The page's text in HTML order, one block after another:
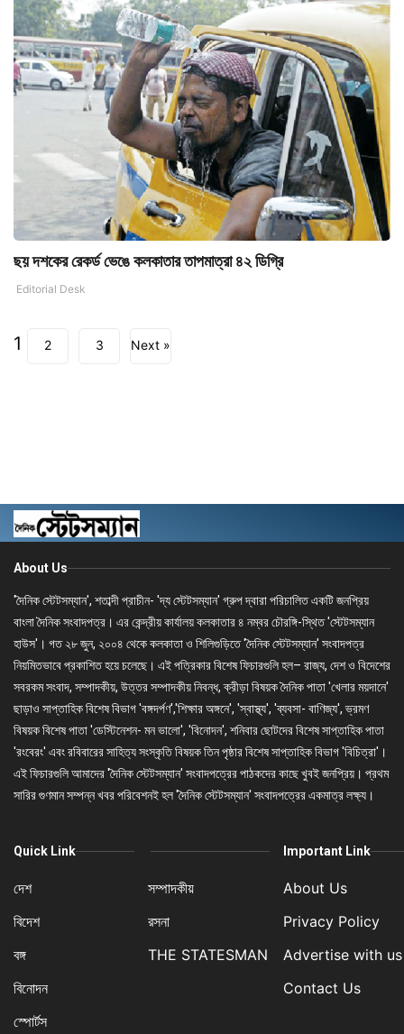
ছয় দশকের রেকর্ড ভেঙে কলকাতার তাপমাত্রা ৪২ ডিগ্রি
Editorial Desk
1 2 3 Next »
About Us
'দৈনিক স্টেটসম্যান', শতাব্দী প্রাচীন- 'দ্য স্টেটসম্যান' গ্রুপ দ্বারা পরিচালিত একটি জনপ্রিয়
বাংলা দৈনিক সংবাদপত্র। এর কেন্দ্রীয় কার্যালয় কলকাতার ৪ নম্বর চৌরঙ্গি-স্থিত 'স্টেটসম্যান
হাউস'। গত ২৮ জুন, ২০০৪ থেকে কলকাতা ও শিলিগুড়িতে 'দৈনিক স্টেটসম্যান' সংবাদপত্র
নিয়মিতভাবে প্রকাশিত হয়ে চলেছে। এই পত্রিকার বিশেষ ফিচারগুলি হল– রাজ্য, দেশ ও বিদেশের
সবরকম সংবাদ, সম্পাদকীয়, উত্তর সম্পাদকীয় নিবন্ধ, ক্রীড়া বিষয়ক দৈনিক পাতা 'খেলার ময়দানে'
ছাড়াও সাপ্তাহিক বিশেষ বিভাগ 'বঙ্গদর্পণ','শিক্ষার অঙ্গনে', 'স্বাস্থ্য', 'ব্যবসা- বাণিজ্য', ভ্রমণ
বিষয়ক বিশেষ পাতা 'ডেস্টিনেশন- মন ভালো', 'বিনোদন', শনিবার ছোটদের বিশেষ সাপ্তাহিক পাতা
'রংবেরং' এবং রবিবারের সাহিত্য সংস্কৃতি বিষয়ক তিন পৃষ্ঠার বিশেষ সাপ্তাহিক বিভাগ 'বিচিত্রা'।
এই ফিচারগুলি আমাদের 'দৈনিক স্টেটসম্যান' সংবাদপত্রের পাঠকদের কাছে খুবই জনপ্রিয়। প্রথম
সারির গুণমান সম্পন্ন খবর পরিবেশনই হল 'দৈনিক স্টেটসম্যান' সংবাদপত্রের একমাত্র লক্ষ্য।
Quick Link
দেশ
বিদেশ
বঙ্গ
বিনোদন
স্পোর্টস
সম্পাদকীয়
রসনা
THE STATESMAN
Important Link
About Us
Privacy Policy
Advertise with us
Contact Us